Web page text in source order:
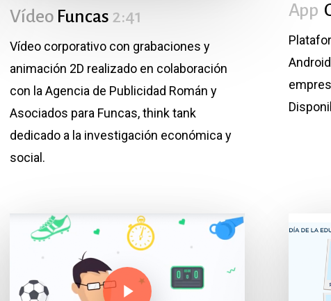
Vídeo Funcas 2:41
Vídeo corporativo con grabaciones y
animación 2D realizado en colaboración
con la Agencia de Publicidad Román y
Asociados para Funcas, think tank
dedicado a la investigación económica y
social.
App
Play Video